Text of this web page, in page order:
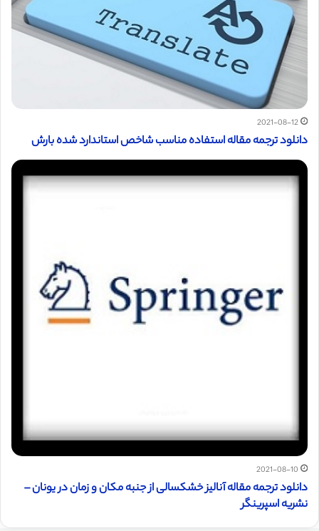
2021-08-12
دانلود ترجمه مقاله استفاده مناسب شاخص استاندارد شده بارش
2021-08-10
دانلود ترجمه مقاله آنالیز خشکسالی از جنبه مکان و زمان در یونان –
نشریه اسپرینگر